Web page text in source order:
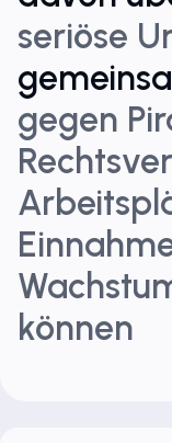
seriöse
gegen
können